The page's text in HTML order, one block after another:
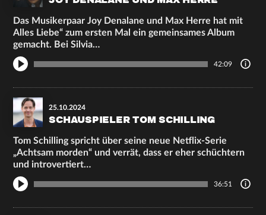
Das Musikerpaar Joy Denalane und Max Herre hat mit
Alles Liebe“ zum ersten Mal ein gemeinsames Album
gemacht. Bei Silvia…
42:09
25.10.2024
SCHAUSPIELER TOM SCHILLING
Tom Schilling spricht über seine neue Netflix-Serie
„Achtsam morden“ und verrät, dass er eher schüchtern
und introvertiert…
36:51